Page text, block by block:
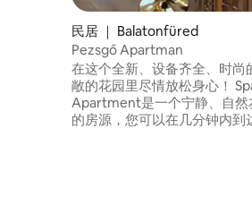
民居 ｜ Balatonfüred
Pezsgő Apartman
在这个全新、设备齐全、时尚
敞的花园里尽情放松身心！
Apartment是一个宁静、自然
的房源，您可以在几分钟内到